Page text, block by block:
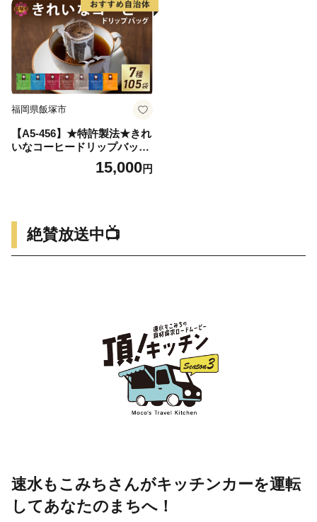
福岡県飯塚市
【A5-456】★特許製法★きれ
いなコーヒードリップバッグ
15,000円
絶賛放送中📺
速水もこみちさんがキッチンカーを運転
してあなたのまちへ！